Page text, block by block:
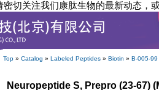
切关注我们康肽生物的最新动态，
Top » Catalog » Labeled Peptides » Biotin » B-005-99
Neuropeptide S, Prepro (23-67)